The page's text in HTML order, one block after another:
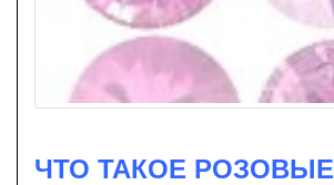
ЧТО ТАКОЕ РОЗОВЫЕ